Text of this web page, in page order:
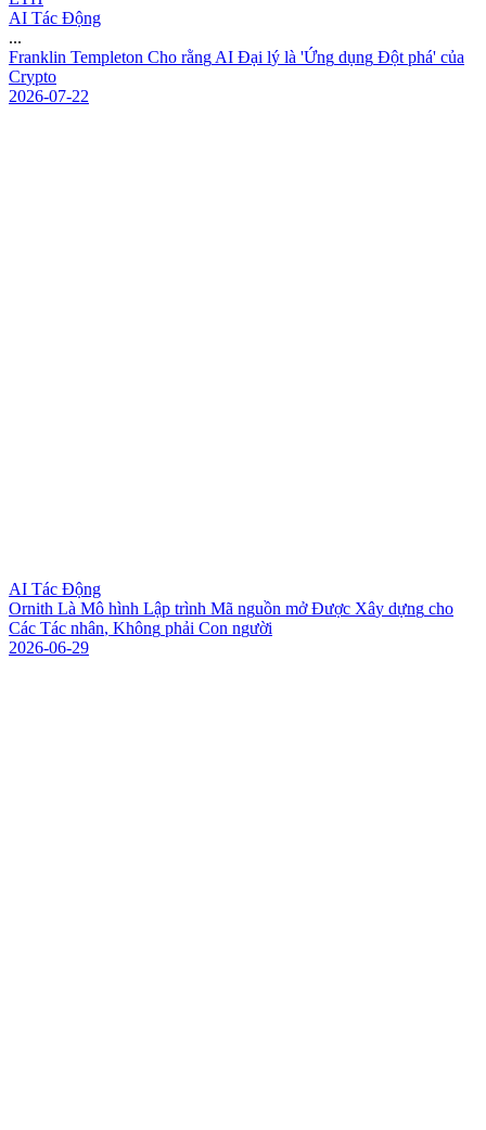
AI Tác Động
...
Franklin Templeton Cho rằng AI Đại lý là 'Ứng dụng Đột phá' của
Crypto
2026-07-22
AI Tác Động
Ornith Là Mô hình Lập trình Mã nguồn mở Được Xây dựng cho
Các Tác nhân, Không phải Con người
2026-06-29